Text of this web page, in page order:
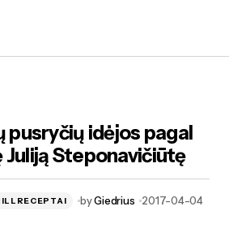
pusryčių idėjos pagal
Juliją Steponavičiūtę
byGiedrius 2017-04-04